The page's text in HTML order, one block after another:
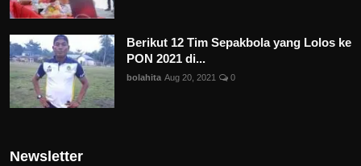
Berikut 12 Tim Sepakbola yang Lolos ke
PON 2021 di...
bolahita Aug 20, 2021 0
Newsletter